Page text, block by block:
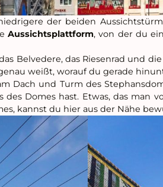
der beiden
Aussichtsplattform, von der du
Belvedere, das Riesenrad und
weißt, worauf du gerade
Dach und Turm des
des Domes hast. Etwas, das
kannst du hier aus der Nähe